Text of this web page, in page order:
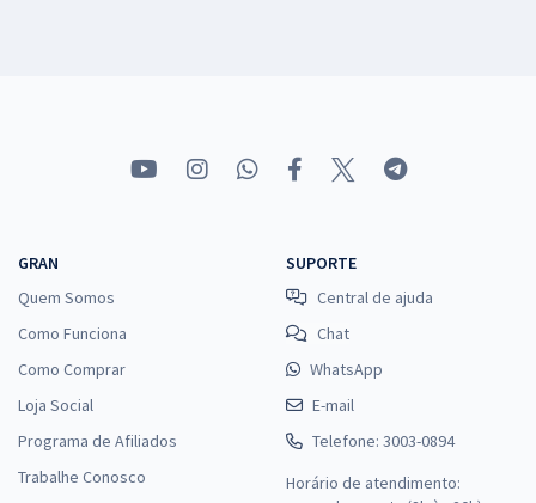
GRAN
Quem Somos
Como Funciona
Como Comprar
Loja Social
Programa de Afiliados
Trabalhe Conosco
SUPORTE
Central de ajuda
Chat
WhatsApp
E-mail
Telefone: 3003-0894
Horário de atendimento: